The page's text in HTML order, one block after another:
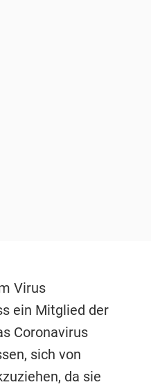
Virus
ein Mitglied der
Coronavirus
sich von
da sie